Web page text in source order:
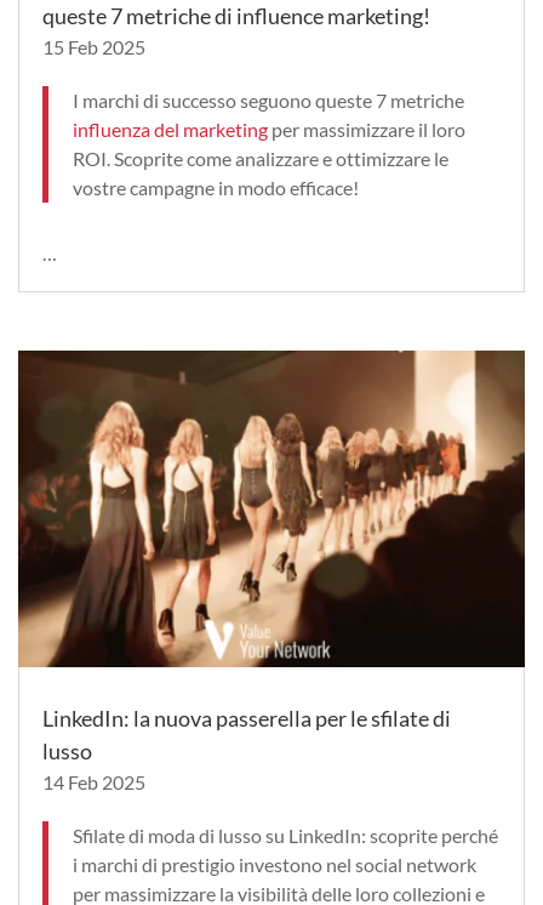
queste 7 metriche di influence marketing!
15 Feb 2025
I marchi di successo seguono queste 7 metriche
influenza del marketing per massimizzare il loro
ROI. Scoprite come analizzare e ottimizzare le
vostre campagne in modo efficace!
LinkedIn: la nuova passerella per le sfilate di
lusso
14 Feb 2025
Sfilate di moda di lusso su LinkedIn: scoprite perché
i marchi di prestigio investono nel social network
per massimizzare la visibilità delle loro collezioni e